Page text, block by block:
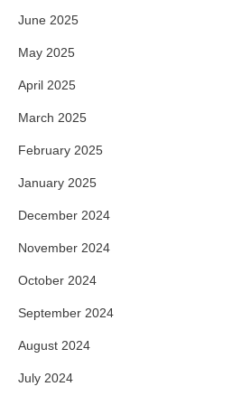
June 2025
May 2025
April 2025
March 2025
February 2025
January 2025
December 2024
November 2024
October 2024
September 2024
August 2024
July 2024